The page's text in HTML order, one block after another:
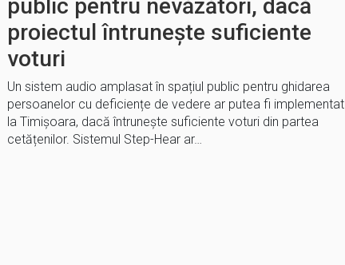
public pentru nevăzători, dacă
proiectul întrunește suficiente
voturi
Un sistem audio amplasat în spațiul public pentru ghidarea
persoanelor cu deficiențe de vedere ar putea fi implementat
la Timișoara, dacă întrunește suficiente voturi din partea
cetățenilor. Sistemul Step-Hear ar…